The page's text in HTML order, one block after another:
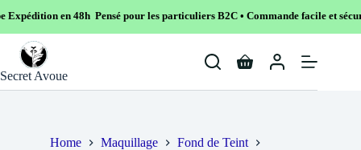
48h Pensé pour les particuliers B2C • Commande facile et sécurisé
content
Secret Avoue
Shopping
Home Maquillage
Fond de Teint